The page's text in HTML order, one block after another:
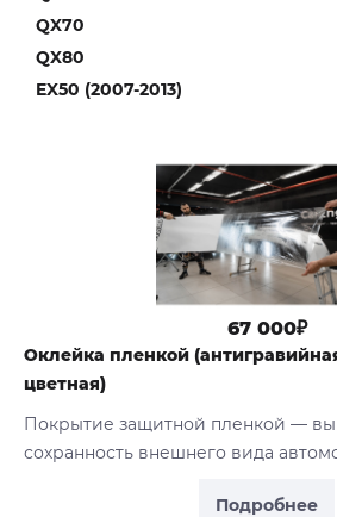
EX50 (2007-2013)
QX70
QX80
Подробнее
67 000₽
Оклейка пленкой
цветная)
Покрытие защитной пленкой —
сохранность внешнего вида